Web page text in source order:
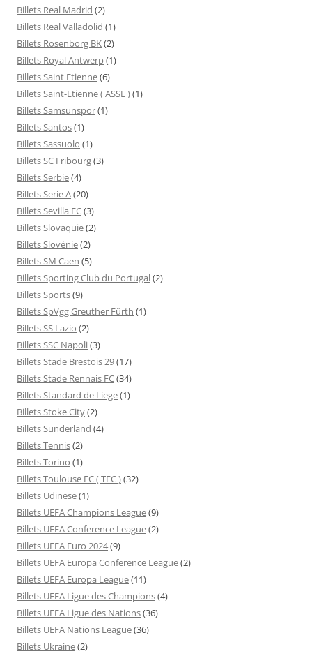
Billets Real Madrid (2)
Billets Real Valladolid (1)
Billets Rosenborg BK(2)
Billets Royal Antwerp(1)
Billets Saint Etienne(6)
Billets Saint-Etienne ( ASSE )(1)
Billets Samsunspor(1)
Billets Santos(1)
Billets Sassuolo (1)
Billets SC Fribourg(3)
Billets Serbie(4)
Billets Serie A(20)
Billets Sevilla FC(3)
Billets Slovaquie(2)
Billets Slovénie(2)
Billets SM Caen (5)
Billets Sporting Club du Portugal(2)
Billets Sports(9)
Billets SpVgg Greuther Fürth (1)
Billets SS Lazio (2)
Billets SSC Napoli(3)
Billets Stade Brestois 29(17)
Billets Stade Rennais FC(34)
Billets Standard de Liege(1)
Billets Stoke City(2)
Billets Sunderland (4)
Billets Tennis(2)
Billets Torino (1)
Billets Toulouse FC ( TFC )(32)
Billets Udinese(1)
Billets UEFA Champions League(9)
Billets UEFA Conference League(2)
Billets UEFA Euro 2024(9)
Billets UEFA Europa Conference League(2)
Billets UEFA Europa League(11)
Billets UEFA Ligue des Champions(4)
Billets UEFA Ligue des Nations(36)
Billets UEFA Nations League(36)
Billets Ukraine(2)